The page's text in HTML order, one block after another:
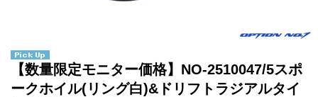
【数量限定モニター価格】NO-2510047/5スポ
ークホイル(リング白)&ドリフトラジアルタイ